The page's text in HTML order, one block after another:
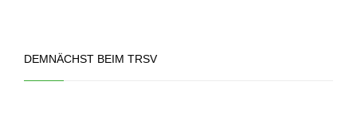
DEMNÄCHST BEIM TRSV